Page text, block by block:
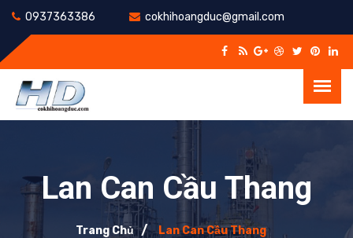
0937363386 cokhihoangduc@gmail.com
Lan Can Cầu Thang
Trang Chủ Lan Can Cầu Thang